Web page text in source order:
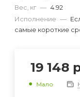
Вес, кг — 4.92
Исполнение —
самые короткие
19 148
Мало